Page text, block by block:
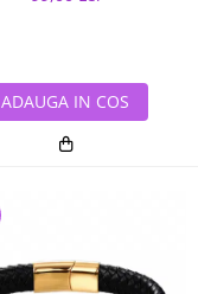
ADAUGA IN COS